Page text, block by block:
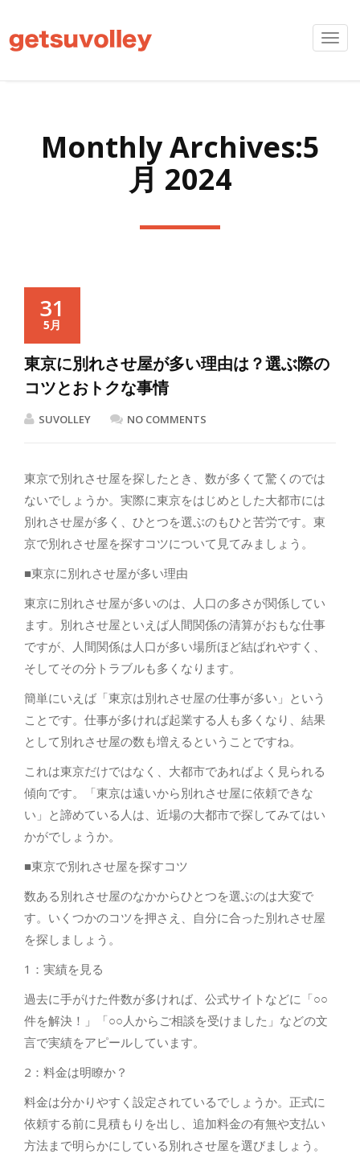
Monthly Archives:5
月 2024
31
5月
東京に別れさせ屋が多い理由は？選ぶ際の
コツとおトクな事情
SUVOLLEY NO COMMENTS
東京で別れさせ屋を探したとき、数が多くて驚くのでは
ないでしょうか。実際に東京をはじめとした大都市には
別れさせ屋が多く、ひとつを選ぶのもひと苦労です。東
京で別れさせ屋を探すコツについて見てみましょう。
■東京に別れさせ屋が多い理由
東京に別れさせ屋が多いのは、人口の多さが関係してい
ます。別れさせ屋といえば人間関係の清算がおもな仕事
ですが、人間関係は人口が多い場所ほど結ばれやすく、
そしてその分トラブルも多くなります。
簡単にいえば「東京は別れさせ屋の仕事が多い」という
ことです。仕事が多ければ起業する人も多くなり、結果
として別れさせ屋の数も増えるということですね。
これは東京だけではなく、大都市であればよく見られる
傾向です。「東京は遠いから別れさせ屋に依頼できな
い」と諦めている人は、近場の大都市で探してみてはい
かがでしょうか。
■東京で別れさせ屋を探すコツ
数ある別れさせ屋のなかからひとつを選ぶのは大変で
す。いくつかのコツを押さえ、自分に合った別れさせ屋
を探しましょう。
1：実績を見る
過去に手がけた件数が多ければ、公式サイトなどに「○○
件を解決！」「○○人からご相談を受けました」などの文
言で実績をアピールしています。
2：料金は明瞭か？
料金は分かりやすく設定されているでしょうか。正式に
依頼する前に見積もりを出し、追加料金の有無や支払い
方法まで明らかにしている別れさせ屋を選びましょう。